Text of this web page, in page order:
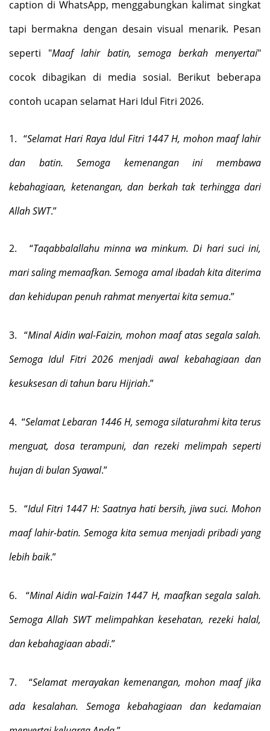
caption di WhatsApp, menggabungkan kalimat singkat
tapi bermakna dengan desain visual menarik. Pesan
seperti "Maaf lahir batin, semoga berkah menyertai"
cocok dibagikan di media sosial. Berikut beberapa
contoh ucapan selamat Hari Idul Fitri 2026.
1. “Selamat Hari Raya Idul Fitri 1447 H, mohon maaf lahir
dan batin. Semoga kemenangan ini membawa
kebahagiaan, ketenangan, dan berkah tak terhingga dari
Allah SWT.”
2. “Taqabbalallahu minna wa minkum. Di hari suci ini,
mari saling memaafkan. Semoga amal ibadah kita diterima
dan kehidupan penuh rahmat menyertai kita semua.”
3. “Minal Aidin wal-Faizin, mohon maaf atas segala salah.
Semoga Idul Fitri 2026 menjadi awal kebahagiaan dan
kesuksesan di tahun baru Hijriah.”
4. “Selamat Lebaran 1446 H, semoga silaturahmi kita terus
menguat, dosa terampuni, dan rezeki melimpah seperti
hujan di bulan Syawal.”
5. “Idul Fitri 1447 H: Saatnya hati bersih, jiwa suci. Mohon
maaf lahir-batin. Semoga kita semua menjadi pribadi yang
lebih baik.”
6. “Minal Aidin wal-Faizin 1447 H, maafkan segala salah.
Semoga Allah SWT melimpahkan kesehatan, rezeki halal,
dan kebahagiaan abadi.”
7. “Selamat merayakan kemenangan, mohon maaf jika
ada kesalahan. Semoga kebahagiaan dan kedamaian